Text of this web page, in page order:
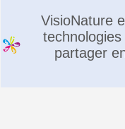
VisioNature
partager